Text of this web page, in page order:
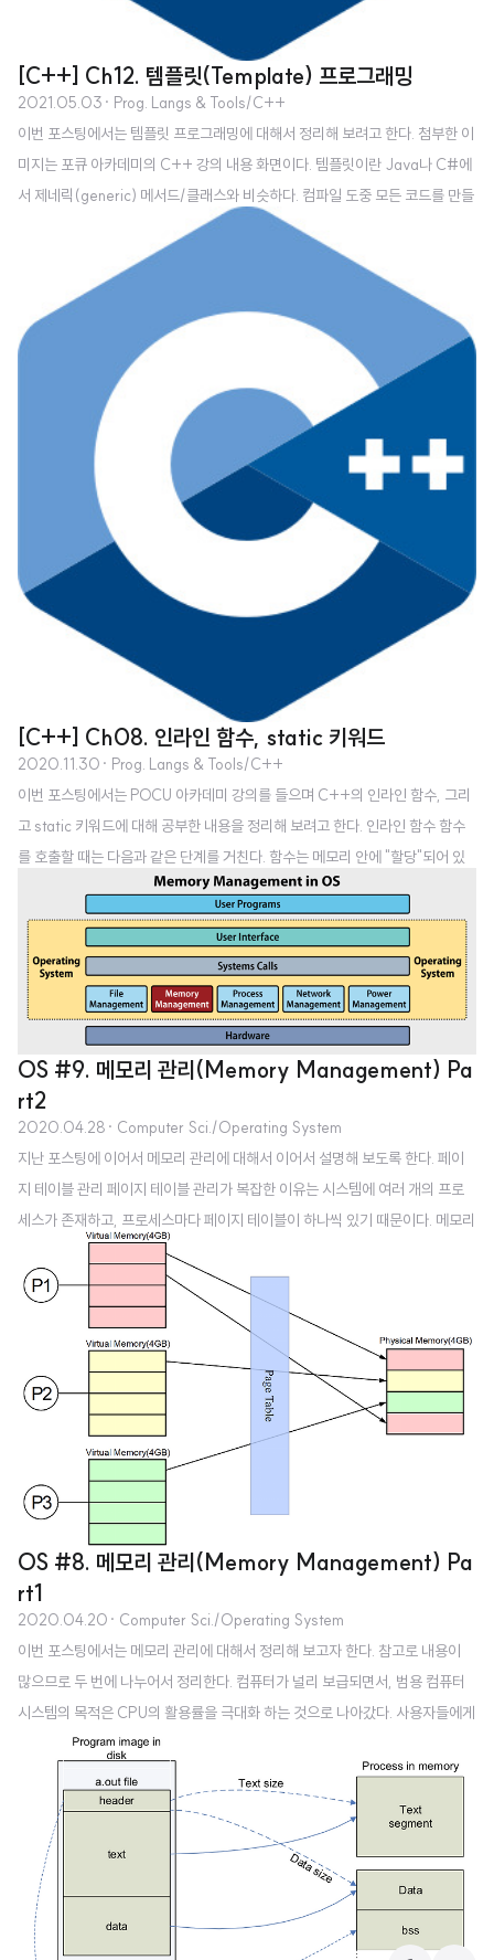
[C++] Ch12. 템플릿(Template) 프로그래밍
2021.05.03 · Prog. Langs & Tools/C++
이번 포스팅에서는 템플릿 프로그래밍에 대해서 정리해 보려고 한다. 첨부한 이
미지는 포큐 아카데미의 C++ 강의 내용 화면이다. 템플릿이란 Java나 C#에
서 제네릭(generic) 메서드/클래스와 비슷하다. 컴파일 도중 모든 코드를 만들
어 준다. STL 컨테이너 또한 템플릿이라고 볼 수 있다. 템플릿이 가진 첫 번째
장점은 코드를 자료형마다 중복으로 작성하지 않아도 된다는 점이며, 두 번째로
는 컴파일러가 미리 코드를 만들어 주기 때문에 런타임에서 돌리면 느린 함수들
을 컴파일 시에 미리 호출해서 최종 결과만 상수로 뽑아서 쓸 수가 있다. 함수 템
플릿 예를 들어 두 수를 더하는 Add 함수가 있다고 가정해 보자. int를 더할 수
도 있고, float를 더할 수도 있고, double을 더할 수도 있다. // ..
[C++] Ch08. 인라인 함수, static 키워드
2020.11.30 · Prog. Langs & Tools/C++
이번 포스팅에서는 POCU 아카데미 강의를 들으며 C++의 인라인 함수, 그리
고 static 키워드에 대해 공부한 내용을 정리해 보려고 한다. 인라인 함수 함수
를 호출할 때는 다음과 같은 단계를 거친다. 함수는 메모리 안에 "할당"되어 있
다. 변수들을 스택에 push 함수 주소로 점프 함수를 실행 호출자 함수로 다시 점
프 1번 단계에서 넣어두었던 변수들을 pop 따라서 함수가 저 멀리 저장공간(메
모리)에 있는 경우는 CPU 캐시에 저장이 되어있지 않기 때문에 최적화가 이루
어지지 않게 된다. 따라서 모든 걸 함수로 만들라는 조언은 적합하지 않다. 물론
함수를 써서 가독성이 좋아질 수도 있기에, 좋다고 볼 수도 있지만 함수를 호출
함으로써 필요한 오버헤드를 떠맡는 것이 부담이 됨은 기억해야 한다. C++에
서는..
OS #9. 메모리 관리(Memory Management) Pa
rt2
2020.04.28 · Computer Sci./Operating System
지난 포스팅에 이어서 메모리 관리에 대해서 이어서 설명해 보도록 한다. 페이
지 테이블 관리 페이지 테이블 관리가 복잡한 이유는 시스템에 여러 개의 프로
세스가 존재하고, 프로세스마다 페이지 테이블이 하나씩 있기 때문이다. 메모리
관리자는 특정 프로세스가 실행될 때 마다 해당 페이지 테이블을 참조하여 가상
주소를 물리 주소로 변환하는 작업을 반복한다. 페이지 테이블은 메모리 관리자
가 자주 사용하는 자료 구조이므로 필요시 빨리 접근할 수 있어야 한다. 따라서
페이지 테이블은 물리 메모리 영역 중 운영체제 영역의 일부에 모아놓는다. 페
이지 테이블의 수가 늘어나거나 페이지 테이블의 크기가 늘어나면 운영체제 영
역이 그만큼 늘어나 사용자 영역이 줄어든다. 물리 메모리의 크기가 작을 때는
프로세스만 스왑 영역으로 옮겨..
OS #8. 메모리 관리(Memory Management) Pa
rt1
2020.04.20 · Computer Sci./Operating System
이번 포스팅에서는 메모리 관리에 대해서 정리해 보고자 한다. 참고로 내용이
많으므로 두 번에 나누어서 정리한다. 컴퓨터가 널리 보급되면서, 범용 컴퓨터
시스템의 목적은 CPU의 활용률을 극대화 하는 것으로 나아갔다. 사용자들에게
빠른 응답을 제공하기 위해서 보다 많은 프로그램을 메모리에 올려서 실행(mul
ti-programming) 시키게 되었고, 여러 프로그램을 동시에 실행시키기 위한
스케줄링 기법이 등장하게 되었다. 이와 같이 여러 프로그램이 동시에 메모리에
적재되어 실행되면서, 메모리를 공유할 필요가 생겼다. 컴퓨터의 메모리는 한정
되었는데, 실행하는 프로그램이 많아지면 메모리 요구량이 증가했기 때문이다.
컴퓨터에서 작동하는 응용 프로그램은 프로그래밍 언어로 만들며, 보통은 컴파
일러를 사용하여 작성된..